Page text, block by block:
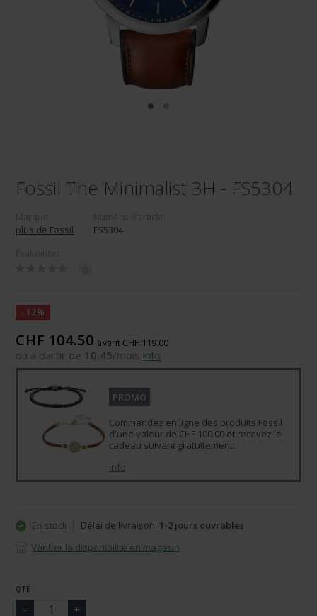
Fossil The Minimalist 3H - FS5304
plus de Fossil
FS5304
-12%
CHF 104.50 avant CHF 119.00
ou à partir de 10.45/mois info
PROMO
Commandez en ligne des produits Fossil
d'une valeur de CHF 100.00 et recevez le
cadeau suivant gratuitement:
info
En stock Délai de livraison: 1-2 jours ouvrables
Vérifier la disponibilité en magasin
QTÉ